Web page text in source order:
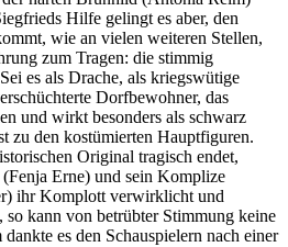
Hilfe gelingt es aber, den
wie an vielen weiteren Stellen,
zum Tragen: die stimmig
es als Drache, als kriegswütige
Dorfbewohner, das
und wirkt besonders als schwarz
zu den kostümierten Hauptfiguren.
Original tragisch endet,
Erne) und sein Komplize
ihr Komplott verwirklicht und
so kann von betrübter Stimmung keine
es den Schauspielern nach einer